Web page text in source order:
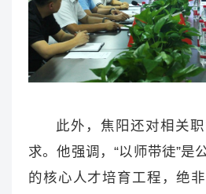
此外，焦阳还对相关
求。他强调，“以师带徒”是
的核心人才培育工程，绝